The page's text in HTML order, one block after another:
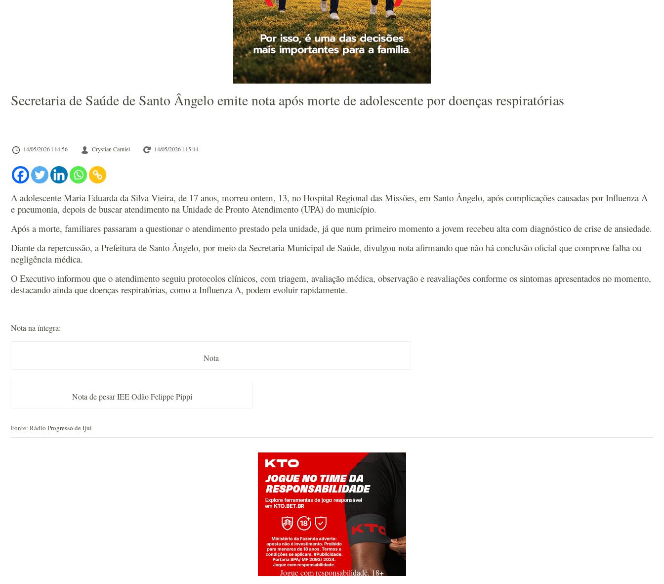
Secretaria de Saúde de Santo Ângelo emite nota após morte de adolescente por doenças respiratórias
14/05/2026 l 14:56 Crystian Carniel 14/05/2026 l 15:14
A adolescente Maria Eduarda da Silva Vieira, de 17 anos, morreu ontem, 13, no Hospital Regional das Missões, em Santo Ângelo, após complicações causadas por Influenza A
e pneumonia, depois de buscar atendimento na Unidade de Pronto Atendimento (UPA) do município.
Após a morte, familiares passaram a questionar o atendimento prestado pela unidade, já que num primeiro momento a jovem recebeu alta com diagnóstico de crise de ansiedade.
Diante da repercussão, a Prefeitura de Santo Ângelo, por meio da Secretaria Municipal de Saúde, divulgou nota afirmando que não há conclusão oficial que comprove falha ou
negligência médica.
O Executivo informou que o atendimento seguiu protocolos clínicos, com triagem, avaliação médica, observação e reavaliações conforme os sintomas apresentados no momento,
destacando ainda que doenças respiratórias, como a Influenza A, podem evoluir rapidamente.
Nota na íntegra:
Nota
Nota de pesar IEE Odão Felippe Pippi
Fonte: Rádio Progresso de Ijuí
Jogue com responsabilidade. 18+